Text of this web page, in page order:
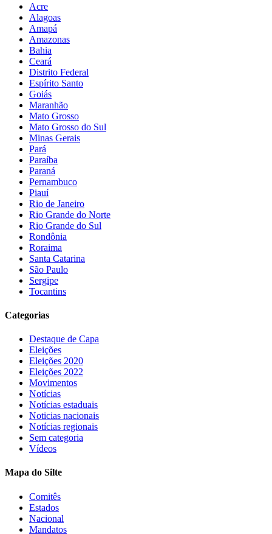
Acre
Alagoas
Amapá
Amazonas
Bahia
Ceará
Distrito Federal
Espírito Santo
Goiás
Maranhão
Mato Grosso
Mato Grosso do Sul
Minas Gerais
Pará
Paraíba
Paraná
Pernambuco
Piauí
Rio de Janeiro
Rio Grande do Norte
Rio Grande do Sul
Rondônia
Roraima
Santa Catarina
São Paulo
Sergipe
Tocantins
Categorias
Destaque de Capa
Eleições
Eleições 2020
Eleições 2022
Movimentos
Notícias
Notícias estaduais
Noticias nacionais
Notícias regionais
Sem categoria
Vídeos
Mapa do Silte
Comitês
Estados
Nacional
Mandatos